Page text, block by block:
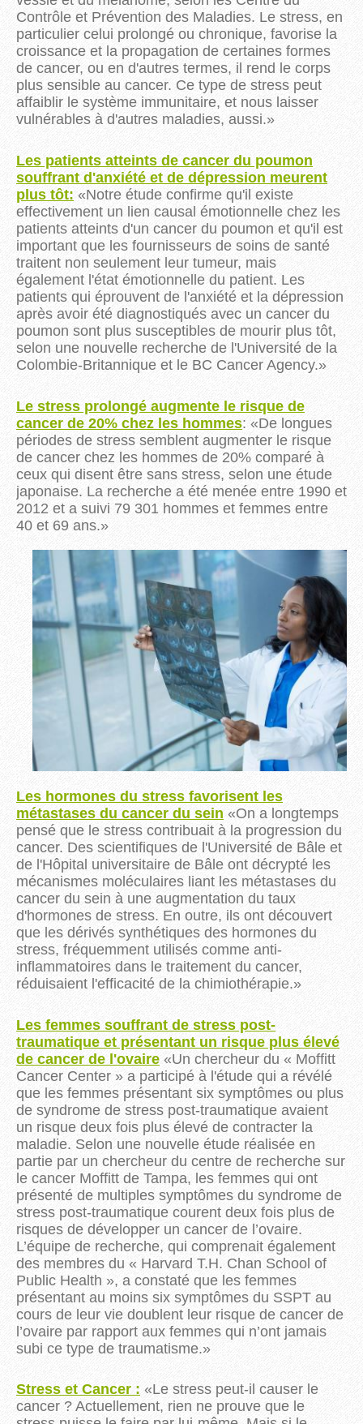
Contrôle et Prévention des Maladies. Le stress, en
particulier celui prolongé ou chronique, favorise la
croissance et la propagation de certaines formes
de cancer, ou en d'autres termes, il rend le corps
plus sensible au cancer. Ce type de stress peut
affaiblir le système immunitaire, et nous laisser
vulnérables à d'autres maladies, aussi.»
Les patients atteints de cancer du poumon
souffrant d'anxiété et de dépression meurent
plus tôt: «Notre étude confirme qu'il existe
effectivement un lien causal émotionnelle chez les
patients atteints d'un cancer du poumon et qu'il est
important que les fournisseurs de soins de santé
traitent non seulement leur tumeur, mais
également l'état émotionnelle du patient. Les
patients qui éprouvent de l'anxiété et la dépression
après avoir été diagnostiqués avec un cancer du
poumon sont plus susceptibles de mourir plus tôt,
selon une nouvelle recherche de l'Université de la
Colombie-Britannique et le BC Cancer Agency.»
Le stress prolongé augmente le risque de
cancer de 20% chez les hommes: «De longues
périodes de stress semblent augmenter le risque
de cancer chez les hommes de 20% comparé à
ceux qui disent être sans stress, selon une étude
japonaise. La recherche a été menée entre 1990 et
2012 et a suivi 79 301 hommes et femmes entre
40 et 69 ans.»
Les hormones du stress favorisent les
métastases du cancer du sein «On a longtemps
pensé que le stress contribuait à la progression du
cancer. Des scientifiques de l'Université de Bâle et
de l'Hôpital universitaire de Bâle ont décrypté les
mécanismes moléculaires liant les métastases du
cancer du sein à une augmentation du taux
d'hormones de stress. En outre, ils ont découvert
que les dérivés synthétiques des hormones du
stress, fréquemment utilisés comme anti-
inflammatoires dans le traitement du cancer,
réduisaient l'efficacité de la chimiothérapie.»
Les femmes souffrant de stress post-
traumatique et présentant un risque plus élevé
de cancer de l'ovaire «Un chercheur du « Moffitt
Cancer Center » a participé à l'étude qui a révélé
que les femmes présentant six symptômes ou plus
de syndrome de stress post-traumatique avaient
un risque deux fois plus élevé de contracter la
maladie. Selon une nouvelle étude réalisée en
partie par un chercheur du centre de recherche sur
le cancer Moffitt de Tampa, les femmes qui ont
présenté de multiples symptômes du syndrome de
stress post-traumatique courent deux fois plus de
risques de développer un cancer de l’ovaire.
L’équipe de recherche, qui comprenait également
des membres du « Harvard T.H. Chan School of
Public Health », a constaté que les femmes
présentant au moins six symptômes du SSPT au
cours de leur vie doublent leur risque de cancer de
l’ovaire par rapport aux femmes qui n’ont jamais
subi ce type de traumatisme.»
Stress et Cancer : «Le stress peut-il causer le
cancer ? Actuellement, rien ne prouve que le